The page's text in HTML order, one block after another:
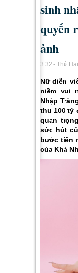
sinh
quyến
ảnh
3:32 - Thứ
Nữ diễn
niềm vui
Nhập
thu 100 tỷ
quan
sức hút
bước tiến
của Khả